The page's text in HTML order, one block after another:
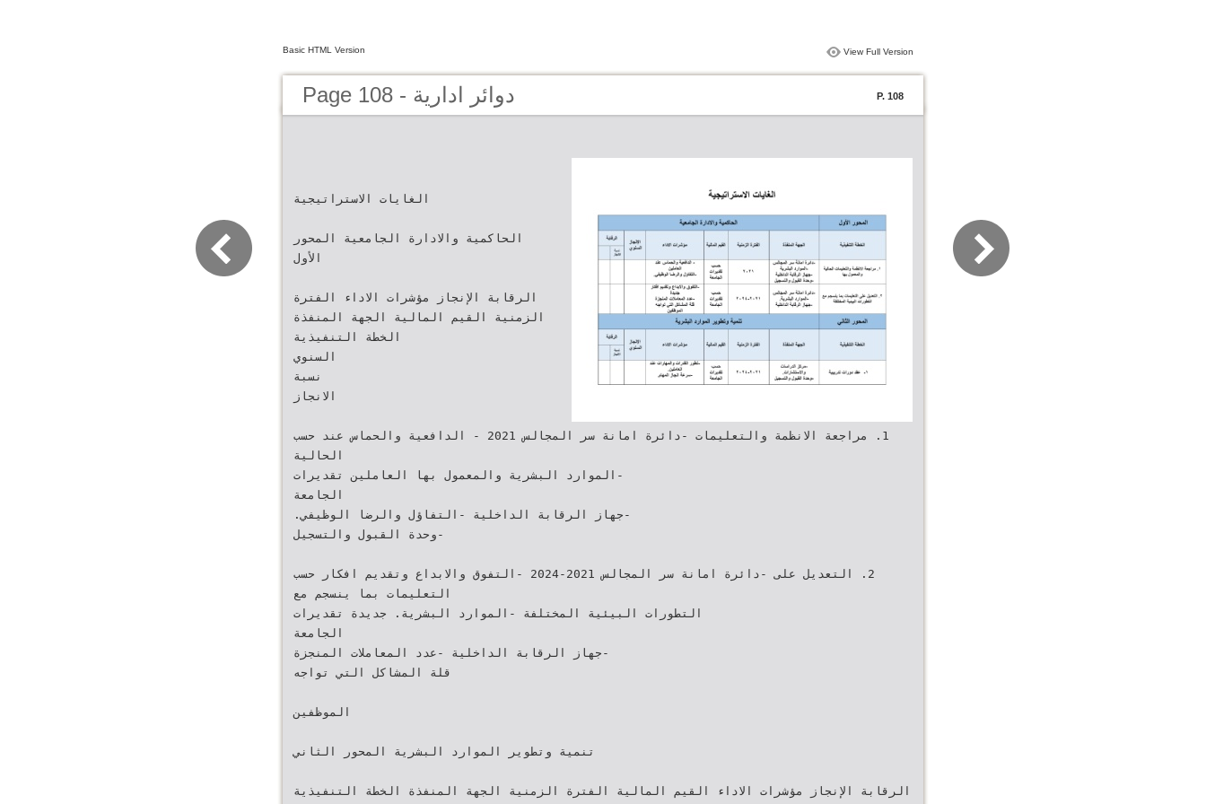
Basic HTML Version View Full Version
Page 108 - دوائر ادارية P. 108
‫الغايات الاستراتيجية‬
‫الحاكمية والادارة الجامعية‬ ‫المحور
الأول‬
‫الرقابة‬ ‫الإنجاز‬ ‫مؤشرات الاداء‬ ‫الفترة
الزمنية القيم المالية‬ ‫الجهة المنفذة‬
‫الخطة التنفيذية‬
‫السنوي‬
‫نسبة‬
‫الانجاز‬
‫‪ -‬الدافعية والحماس عند‬ ‫حسب‬ ‫‪2021‬‬ ‫‪-‬دائرة امانة سر المجالس‬ ‫‪ .1‬مراجعة الانظمة والتعليمات
الحالية‬
‫العاملين‬ ‫تقديرات‬ ‫‪-‬الموارد البشرية‬ ‫والمعمول بها‬
‫الجامعة‬
‫‪-‬التفاؤل والرضا الوظيفي‪.‬‬ ‫‪-‬جهاز الرقابة الداخلية‬
‫‪-‬وحدة القبول والتسجيل‬
‫‪-‬التفوق والابداع وتقديم افكار‬ ‫حسب‬ ‫‪2024-2021‬‬ ‫‪-‬دائرة امانة سر المجالس‬ ‫‪ .2‬التعديل على
التعليمات بما ينسجم مع‬
‫جديدة‬ ‫تقديرات‬ ‫‪-‬الموارد البشرية‪.‬‬ ‫التطورات البيئية المختلفة‬
‫الجامعة‬
‫‪-‬عدد المعاملات المنجزة‬ ‫‪-‬جهاز الرقابة الداخلية‬
‫قلة المشاكل التي تواجه‬
‫الموظفين‬
‫تنمية وتطوير الموارد البشرية‬ ‫المحور الثاني‬
‫الرقابة‬ ‫الإنجاز‬ ‫مؤشرات الاداء‬ ‫القيم المالية‬ ‫الفترة الزمنية‬ ‫الجهة المنفذة‬ ‫الخطة التنفيذية‬